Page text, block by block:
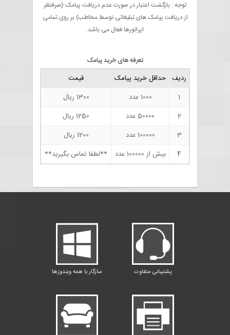
توجه : بازگشت اعتبار در صورت عدم دریافت پیامک (صرفنظر
از دریافت پیامک های تبلیغاتی توسط مخاطب) بر روی تمامی
اپراتورها فعال می باشد.
تعرفه های خرید پیامک
ردیف حداقل خرید پیامک
قیمت
1
1000 عدد
1300 ریال
2
50000 عدد
1250 ریال
3
100000 عدد
1200 ریال
4
بیش از 100000 عدد **لطفا تماس بگیرید**
پشتیبانی متفاوت سازگار با همه ویندوزها